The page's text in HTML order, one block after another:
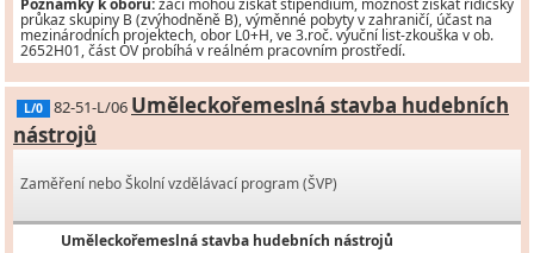
Poznámky k oboru:žáci mohou získat stipendium, možnost získat řidičský
průkaz skupiny B (zvýhodněně B), výměnné pobyty v zahraničí, účast na
mezinárodních projektech, obor L0+H, ve 3.roč. výuční list-zkouška v ob.
2652H01, část OV probíhá v reálném pracovním prostředí.
L/0 82-51-L/06 Uměleckořemeslná stavba hudebních
nástrojů
Zaměření nebo Školní vzdělávací program (ŠVP)
Uměleckořemeslná stavba hudebních nástrojů